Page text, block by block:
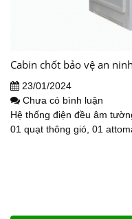
Cabin chốt bảo vệ an
23/01/2024
Chưa có bình luận
Hệ thống điện đều âm
01 quạt thông gió, 01